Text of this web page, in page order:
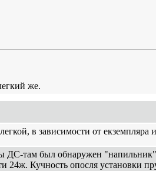
же.
в зависимости от екземпляра
ДС-там был обнаружен
24ж. Кучность опосля установки